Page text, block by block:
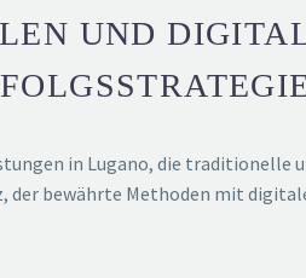
UND
in Lugano, die traditionelle
der bewährte Methoden mit